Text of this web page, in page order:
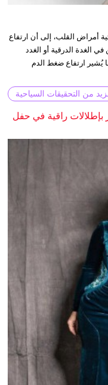
أمراض القلب، إلى أن ارتفاع
الدرقية أو الغدد
ما يُشير ارتفاع ضغط الدم
من التحقيقات السياحية
بإطلالات راقية في حفل